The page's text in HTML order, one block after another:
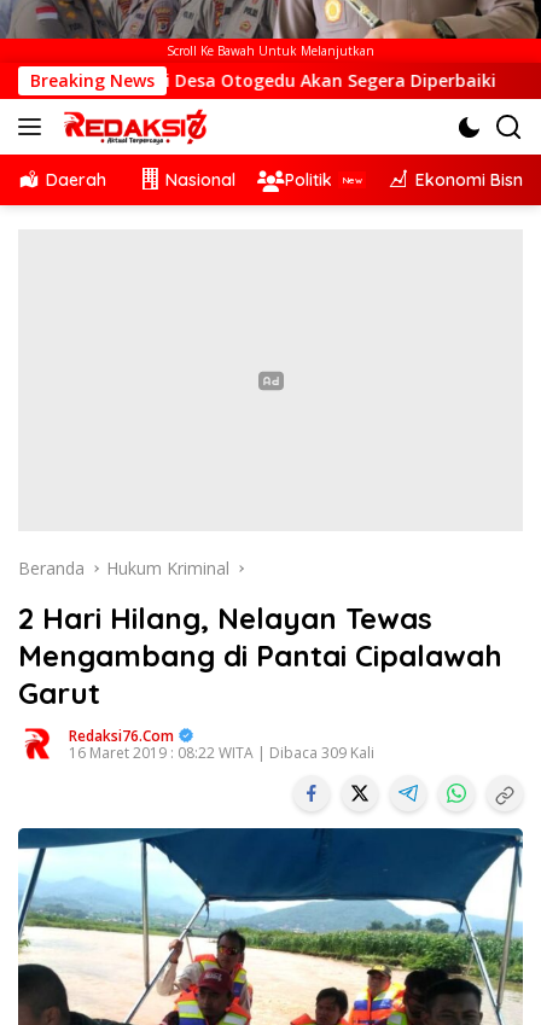
Scroll Ke Bawah Untuk Melanjutkan
Breaking News
di Desa Otogedu Akan Segera Diperbaiki Sinergi
Daerah Nasional Politik Ekonomi Bisnis
Beranda Hukum Kriminal
2 Hari Hilang, Nelayan Tewas
Mengambang di Pantai Cipalawah
Garut
Redaksi76.com
16 Maret 2019 : 08:22 WITA | Dibaca 309 Kali